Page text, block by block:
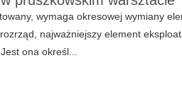
wymaga okresowej wymiany
najważniejszy element
ona określ...